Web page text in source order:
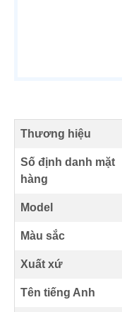
Thương hiệu
Số định danh mặt
hàng
Model
Màu sắc
Xuất xứ
Tên tiếng Anh